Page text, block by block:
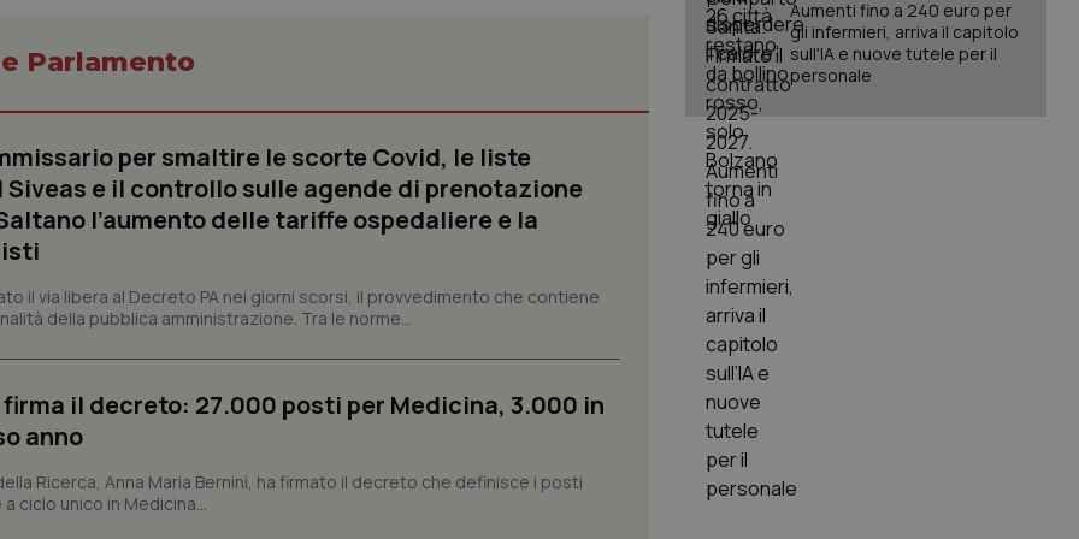
Parlamento
per smaltire le scorte Covid, le liste
Siveas e il controllo sulle agende di prenotazione
l’aumento delle tariffe ospedaliere e la
il via libera al Decreto PA nei giorni scorsi, il provvedimento che contiene
della pubblica amministrazione. Tra le norme...
il decreto: 27.000 posti per Medicina, 3.000 in
anno
Ricerca, Anna Maria Bernini, ha firmato il decreto che definisce i posti
ciclo unico in Medicina...
Aumenti fino a 240 euro per
gli infermieri, arriva il capitolo
sull'IA e nuove tutele per il
personale
Necessari Statistici Marketing
a rendere fruibile il sito web abilitandone funzionalità di base quali la navigazione sulle pagine
del sito. Il sito web non è in grado di funzionare correttamente senza questi cookie.
Fornitore/Dominio Scadenza
Descrizione
del visitatore riguardo a varie politiche e
impostazioni sulla privacy, garantendo che le loro
sui cookie dei visitatori. È necessario che il banner
dei cookie di Cookie-Script.com funzioni
settimane
abilitare il sistema di tracking anonimo.